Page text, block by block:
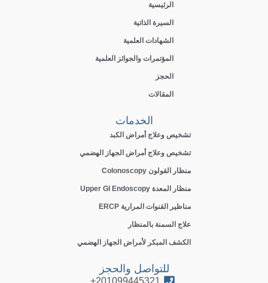
الرئيسية
السيرة الذاتية
الشهادات العلمية
المؤتمرات والجوائز العلمية
الحجز
المقالات
الخدمات
تشخيص وعلاج أمراض الكبد
تشخيص وعلاج أمراض الجهاز الهضمي
منظار القولون Colonoscopy
منظار المعدة Upper GI Endoscopy
مناظير القنوات المرارية ERCP
علاج السمنة بالمنظار
الكشف المبكر لأمراض الجهاز الهضمي
للتواصل والحجز